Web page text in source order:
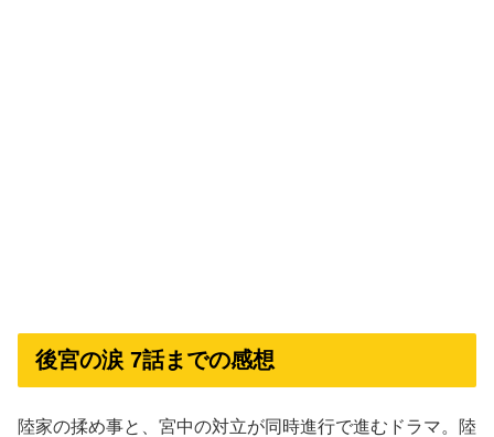
後宮の涙 7話までの感想
陸家の揉め事と、宮中の対立が同時進行で進むドラマ。陸